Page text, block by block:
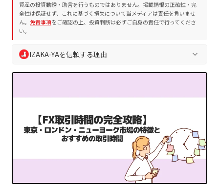
資産の投資勧誘・助言を行うものではありません。掲載情報の正確性・完
全性は保証せず、これに基づく損失について当メディアは責任を負いませ
ん。 免責事項をご確認の上、投資判断は必ずご自身の責任で行ってくださ
い。
IZAKA-YAを信頼する理由 keyboard_arrow_down
業界10年以上の専門チームによる執筆・監修
プロジェクト評価方法 に基づく客観的な分析
に沿った透明性の高い情報発信
読者の資産保護を最優先とした徹底的なリスク喚起
定期的な情報更新による最新ファクトの維持